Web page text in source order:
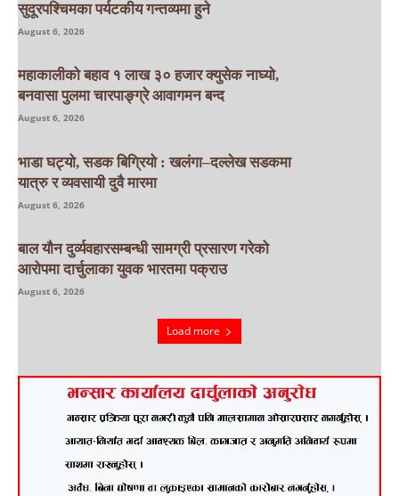
सुदूरपश्चिमका पर्यटकीय गन्तव्यमा हुने
August 6, 2026
महाकालीको बहाव १ लाख ३० हजार क्युसेक नाघ्यो,
बनवासा पुलमा चारपाङ्ग्रे आवागमन बन्द
August 6, 2026
भाडा घट्यो, सडक बिग्रियो : खलंगा–दल्लेख सडकमा
यात्रु र व्यवसायी दुवै मारमा
August 6, 2026
बाल यौन दुर्व्यवहारसम्बन्धी सामग्री प्रसारण गरेको
आरोपमा दार्चुलाका युवक भारतमा पक्राउ
August 6, 2026
Load more